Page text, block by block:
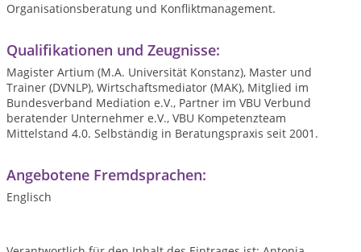
Organisationsberatung und Konfliktmanagement.
Qualifikationen und Zeugnisse:
Magister Artium (M.A. Universität Konstanz), Master und
Trainer (DVNLP), Wirtschaftsmediator (MAK), Mitglied im
Bundesverband Mediation e.V., Partner im VBU Verbund
beratender Unternehmer e.V., VBU Kompetenzteam
Mittelstand 4.0. Selbständig in Beratungspraxis seit 2001.
Angebotene Fremdsprachen:
Englisch